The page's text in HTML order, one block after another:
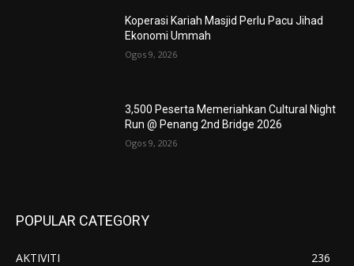
Koperasi Kariah Masjid Perlu Pacu Jihad
Ekonomi Ummah
Ogos 9, 2026
3,500 Peserta Memeriahkan Cultural Night
Run @ Penang 2nd Bridge 2026
Ogos 9, 2026
POPULAR CATEGORY
AKTIVITI
236